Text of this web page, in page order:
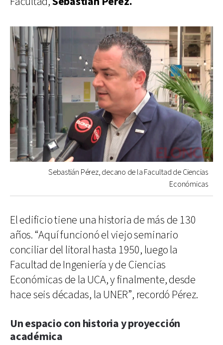
Sebastián Pérez, decano de la Facultad de Ciencias
Económicas
El edificio tiene una historia de más de 130
años. “Aquí funcionó el viejo seminario
conciliar del litoral hasta 1950, luego la
Facultad de Ingeniería y de Ciencias
Económicas de la UCA, y finalmente, desde
hace seis décadas, la UNER”, recordó Pérez.
Un espacio con historia y proyección
académica